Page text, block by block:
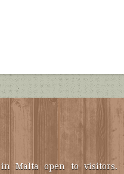
Malta open to visitors.